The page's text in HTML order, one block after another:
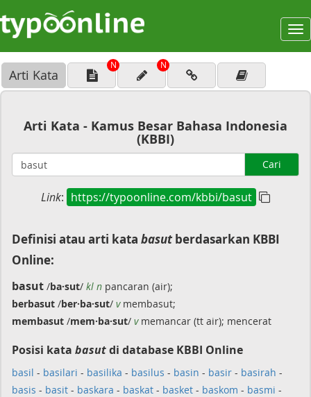
Arti Kata
N N
Arti Kata - Kamus Besar Bahasa Indonesia
(KBBI)
Cari
Link: https://typoonline.com/kbbi/basut
Definisi atau arti kata basutberdasarkan KBBI
Online:
basut /ba·sut/ kl n pancaran (air);
berbasut /ber·ba·sut/ vmembasut;
membasut /mem·ba·sut/ vmemancar (tt air); mencerat
Posisi kata basutdi database KBBI Online
basil - basilari - basilika - basilus - basin - basir - basirah -
basis - basit - baskara - baskat - basket - baskom - basmi -